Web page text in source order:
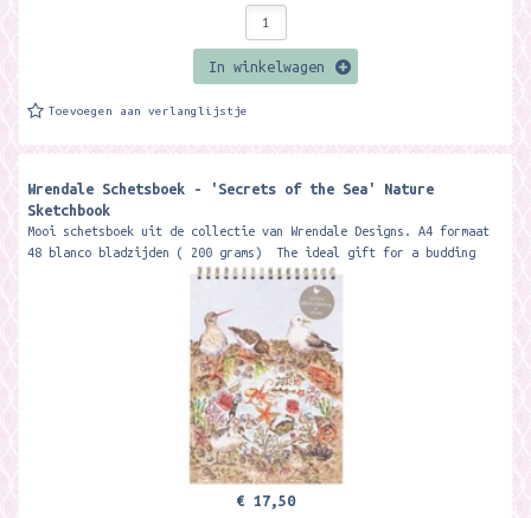
In winkelwagen
Toevoegen aan verlanglijstje
Wrendale Schetsboek - 'Secrets of the Sea' Nature
Sketchbook
Mooi schetsboek uit de collectie van Wrendale Designs. A4 formaat
48 blanco bladzijden ( 200 grams) The ideal gift for a budding
€ 17,50